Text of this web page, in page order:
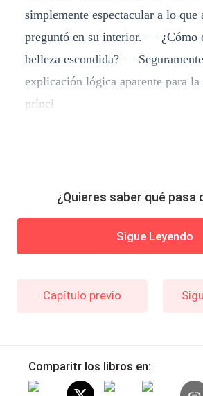
simplemente espectacular a lo que
preguntó en su interior. — ¿Cómo
belleza escondida? —
explicación lógica aparente para la
prínci
¿Quieres saber qué pasa
Sigue Leyendo
Capítulo previo
Comparitr los libros en: